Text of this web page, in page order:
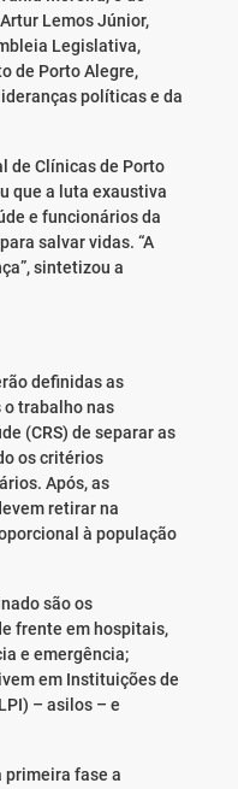
Lemos Júnior,
Legislativa,
de Porto Alegre,
políticas e da
de Clínicas de Porto
que a luta exaustiva
e funcionários da
salvar vidas. “A
sintetizou a
definidas as
trabalho nas
(CRS) de separar as
os critérios
Após, as
retirar na
à população
são os
frente em hospitais,
e emergência;
em Instituições de
– asilos – e
primeira fase a